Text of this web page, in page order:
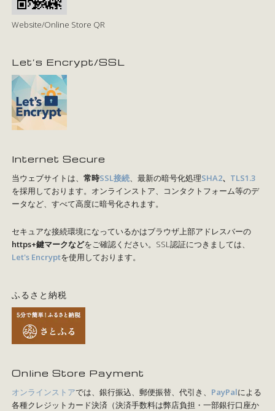
Website/Online Store QR
Let’s Encrypt/SSL
Internet Secure
当ウェブサイトは、常時SSL接続、最新の暗号化処理SHA2、 TLS1.3
を採用しております。オンラインストア、コンタクトフォーム等のデ
ータなど、すべて高度に暗号化されます。
セキュアな接続環境になっているかはブラウザ上部アドレスバーの
https+鍵マークなどをご確認ください。SSL認証につきましては、
Let's Encryptを使用しております。
ふるさと納税
Online Store Payment
オンラインストアでは、銀行振込、郵便振替、代引き、 PayPalによる
各種クレジットカード決済（決済手数料は弊店負担・一部銀行口座か